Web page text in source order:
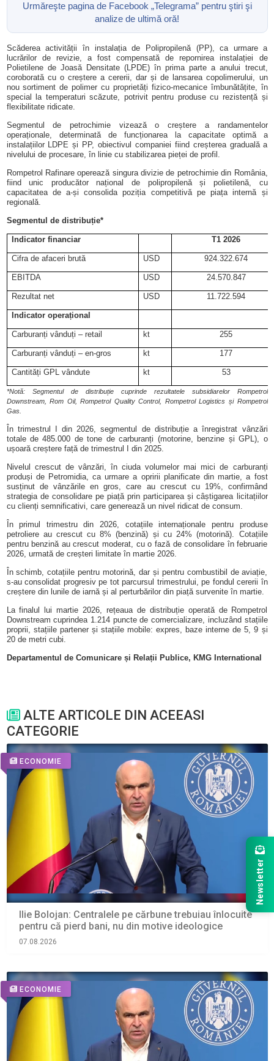
Urmăreşte pagina de Facebook „Telegrama” pentru ştiri şi
analize de ultimă oră!
Scăderea activității în instalația de Polipropilenă (PP), ca urmare a
lucrărilor de revizie, a fost compensată de repornirea instalației de
Polietilene de Joasă Densitate (LPDE) în prima parte a anului trecut,
coroborată cu o creștere a cererii, dar și de lansarea copolimerului, un
nou sortiment de polimer cu proprietăți fizico‑mecanice îmbunătățite, în
special la temperaturi scăzute, potrivit pentru produse cu rezistență și
flexibilitate ridicate.
Segmentul de petrochimie vizează o creștere a randamentelor
operaționale, determinată de funcționarea la capacitate optimă a
instalațiilor LDPE și PP, obiectivul companiei fiind creșterea graduală a
nivelului de procesare, în linie cu stabilizarea pieței de profil.
Rompetrol Rafinare operează singura divizie de petrochimie din România,
fiind unic producător național de polipropilenă și polietilenă, cu
capacitatea de a-și consolida poziția competitivă pe piața internă și
regională.
Segmentul de distribuție*
Indicator financiar T1 2026
Cifra de afaceri brută USD 924.322.674
EBITDA USD 24.570.847
Rezultat net USD 11.722.594
Indicator operațional
Carburanți vânduți – retail kt 255
Carburanți vânduți – en-gros kt 177
Cantități GPL vândute kt 53
*Notă: Segmentul de distribuție cuprinde rezultatele subsidiarelor Rompetrol
Downstream, Rom Oil, Rompetrol Quality Control, Rompetrol Logistics și Rompetrol
Gas.
În trimestrul I din 2026, segmentul de distribuție a înregistrat vânzări
totale de 485.000 de tone de carburanți (motorine, benzine și GPL), o
ușoară creștere față de trimestrul I din 2025.
Nivelul crescut de vânzări, în ciuda volumelor mai mici de carburanți
produși de Petromidia, ca urmare a opririi planificate din martie, a fost
susținut de vânzările en gros, care au crescut cu 19%, confirmând
strategia de consolidare pe piață prin participarea și câștigarea licitațiilor
cu clienți semnificativi, care generează un nivel ridicat de consum.
În primul trimestru din 2026, cotațiile internaționale pentru produse
petroliere au crescut cu 8% (benzină) și cu 24% (motorină). Cotațiile
pentru benzină au crescut moderat, cu o fază de consolidare în februarie
2026, urmată de creșteri limitate în martie 2026.
În schimb, cotațiile pentru motorină, dar și pentru combustibil de aviație,
s-au consolidat progresiv pe tot parcursul trimestrului, pe fondul cererii în
creștere din lunile de iarnă și al perturbărilor din piață survenite în martie.
La finalul lui martie 2026, rețeaua de distribuție operată de Rompetrol
Downstream cuprindea 1.214 puncte de comercializare, incluzând stațiile
proprii, stațiile partener și stațiile mobile: expres, baze interne de 5, 9 și
20 de metri cubi.
Departamentul de Comunicare și Relații Publice, KMG International
ALTE ARTICOLE DIN ACEEASI
CATEGORIE
ECONOMIE
Ilie Bolojan: Centralele pe cărbune trebuiau înlocuite
pentru că pierd bani, nu din motive ideologice
07.08.2026
ECONOMIE
Newsletter